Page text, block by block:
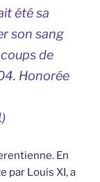
été sa
son sang
de
Honorée
En
par Louis XI, a